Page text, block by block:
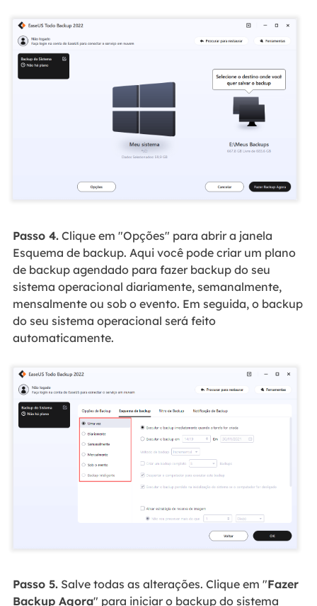
Passo 4.Clique em "Opções" para abrir a janela
Esquema de backup. Aqui você pode criar um plano
de backup agendado para fazer backup do seu
sistema operacional diariamente, semanalmente,
mensalmente ou sob o evento. Em seguida, o backup
do seu sistema operacional será feito
automaticamente.
Passo 5.Salve todas as alterações. Clique em "Fazer
Backup Agora" para iniciar o backup do sistema